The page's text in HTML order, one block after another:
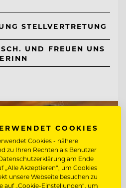
STELLVERTRETUNG
UND FREUEN UNS
COOKIES
Cookies - nähere
zu Ihren Rechten als Benutzer
am Ende
„Alle Akzeptieren“, um Cookies
unsere Webseite besuchen zu
auf „Cookie-Einstellungen“, um